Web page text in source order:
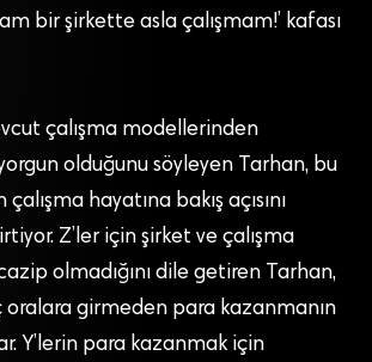
bir şirkette asla çalışmam!’ kafası
çalışma modellerinden
yorgun olduğunu söyleyen Tarhan, bu
hayatına bakış açısını
Z’ler için şirket ve çalışma
olmadığını dile getiren Tarhan,
oralara girmeden para kazanmanın
Y’lerin para kazanmak için